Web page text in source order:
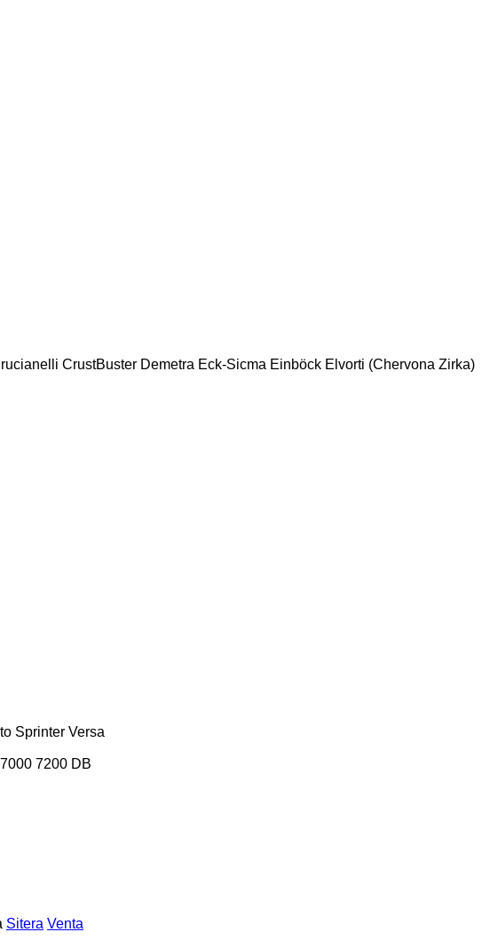
CrustBuster Demetra Eck-Sicma Einböck Elvorti (Chervona Zirka)
Sprinter Versa
7000 7200 DB
Sitera Venta